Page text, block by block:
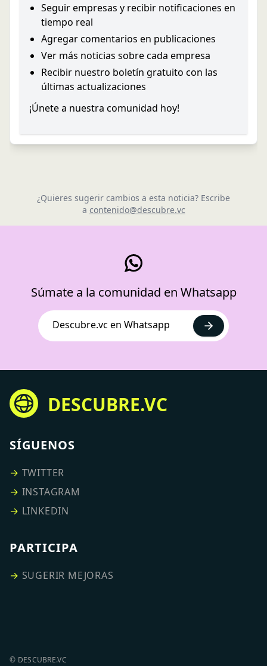
Seguir empresas y recibir notificaciones en
tiempo real
Agregar comentarios en publicaciones
Ver más noticias sobre cada empresa
Recibir nuestro boletín gratuito con las
últimas actualizaciones
¡Únete a nuestra comunidad hoy!
¿Quieres sugerir cambios a esta noticia? Escribe
a contenido@descubre.vc
Súmate a la comunidad en Whatsapp
Descubre.vc en Whatsapp
DESCUBRE.VC
SÍGUENOS
→ TWITTER
→ INSTAGRAM
→ LINKEDIN
PARTICIPA
→ SUGERIR MEJORAS
© DESCUBRE.VC